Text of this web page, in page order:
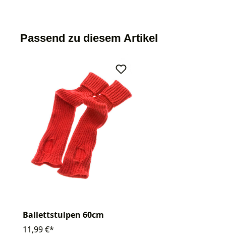
Passend zu diesem Artikel
Ballettstulpen 60cm
11,99 €*